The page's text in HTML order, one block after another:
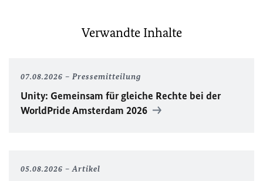
Verwandte Inhalte
07.08.2026 Pressemitteilung
Unity: Gemeinsam für gleiche Rechte bei der
WorldPrideAmsterdam 2026
05.08.2026 Artikel